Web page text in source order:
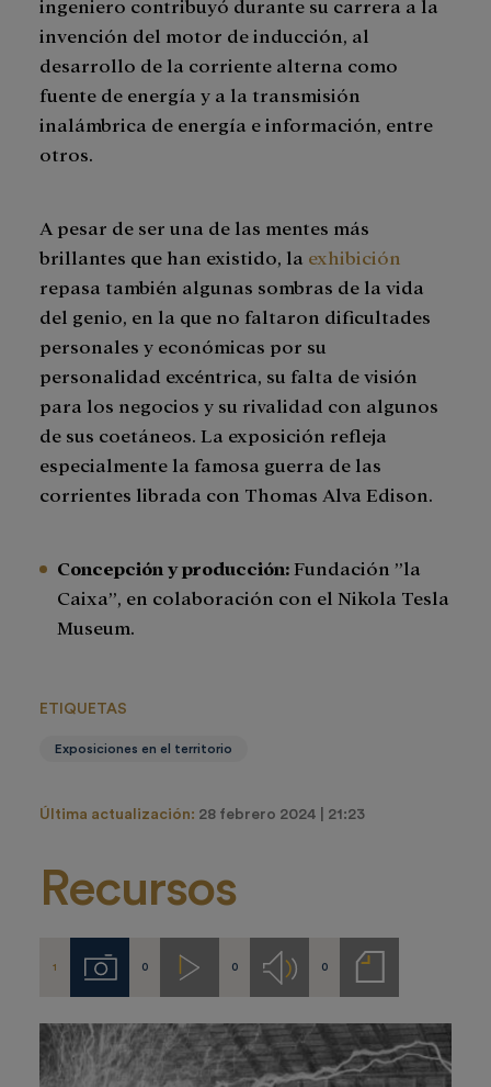
ingeniero contribuyó durante su carrera a la
invención del motor de inducción, al
desarrollo de la corriente alterna como
fuente de energía y a la transmisión
inalámbrica de energía e información, entre
otros.
A pesar de ser una de las mentes más
brillantes que han existido, la exhibición
repasa también algunas sombras de la vida
del genio, en la que no faltaron dificultades
personales y económicas por su
personalidad excéntrica, su falta de visión
para los negocios y su rivalidad con algunos
de sus coetáneos. La exposición refleja
especialmente la famosa guerra de las
corrientes librada con Thomas Alva Edison.
Concepción y producción:Fundación ”la
Caixa”, en colaboración con el Nikola Tesla
Museum.
ETIQUETAS
Exposiciones en el territorio
Última actualización: 28 febrero 2024 | 21:23
Recursos
1 Imágenes
0 Videos
0 Audios
0
Notas
de
prensa